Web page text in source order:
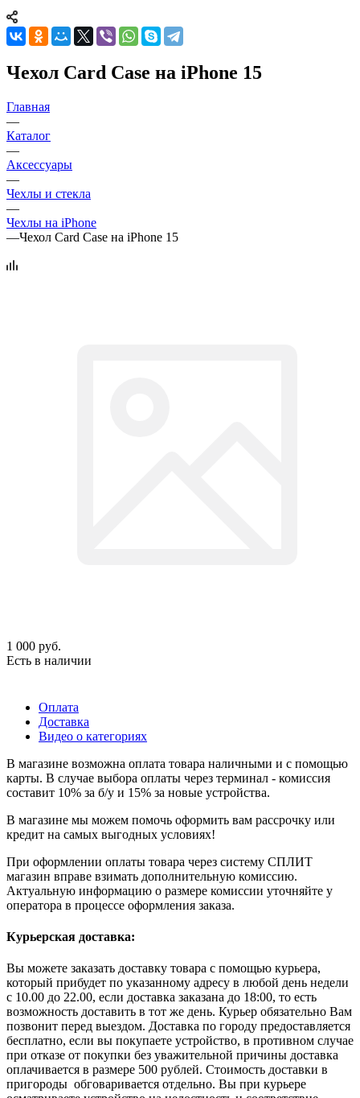
Чехол Card Case на iPhone 15
Главная
—
Каталог
—
Аксессуары
—
Чехлы и стекла
—
Чехлы на iPhone
—Чехол Card Case на iPhone 15
1 000 руб.
Есть в наличии
Оплата
Доставка
Видео о категориях
В магазине возможна оплата товара наличными и с помощью
карты. В случае выбора оплаты через терминал - комиссия
составит 10% за б/у и 15% за новые устройства.
В магазине мы можем помочь оформить вам рассрочку или
кредит на самых выгодных условиях!
При оформлении оплаты товара через систему СПЛИТ
магазин вправе взимать дополнительную комиссию.
Актуальную информацию о размере комиссии уточняйте у
оператора в процессе оформления заказа.
Курьерская доставка:
Вы можете заказать доставку товара с помощью курьера,
который прибудет по указанному адресу в любой день недели
с 10.00 до 22.00, если доставка заказана до 18:00, то есть
возможность доставить в тот же день. Курьер обязательно Вам
позвонит перед выездом. Доставка по городу предоставляется
бесплатно, если вы покупаете устройство, в противном случае
при отказе от покупки без уважительной причины доставка
оплачивается в размере 500 рублей. Стоимость доставки в
пригороды обговаривается отдельно. Вы при курьере